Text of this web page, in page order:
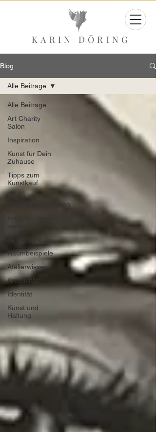
KARIN DÖRING
Blog
Alle Beiträge
Art Charity
Salon
Inspiration
Kunst für Dein
Zuhause
Tipps zum
Kunstkauf
Preise von
Originalkunstwerken
Raumbeispiele
Atelierwissen
Kreativität
Identität
Kunst und
Haltung
Alle Beiträge